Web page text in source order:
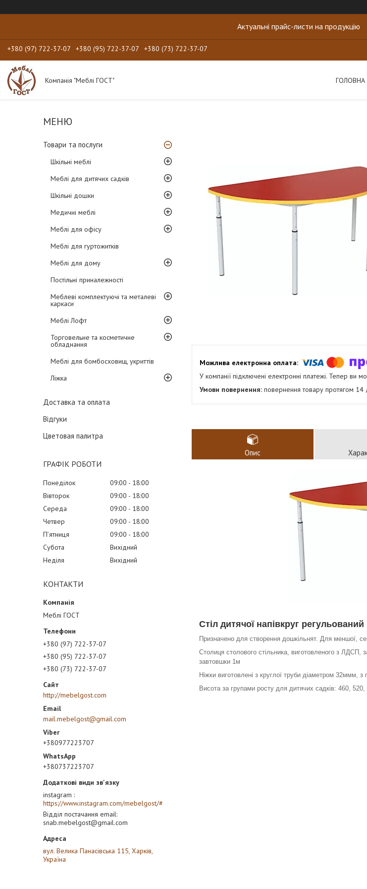
Актуальні прайс-листи на продукцію
+380 (97) 722-37-07 +380 (95) 722-37-07 +380 (73) 722-37-07
Компанія "Меблі ГОСТ" ГОЛОВНА
Товари та послуги
Шкільні меблі
Меблі для дитячих садків
Шкільні дошки
Медичні меблі
Меблі для офісу
Меблі для гуртожитків
Меблі для дому
Постільні приналежності
Меблеві комплектуючі та металеві
каркаси
Меблі Лофт
Торговельне та косметичне
обладнання
Меблі для бомбосховищ, укриттів
Ліжка
Доставка та оплата
Відгуки
Цветовая палитра
ГРАФІК РОБОТИ
Понеділок 09:00
18:00
Вівторок
09:00
18:00
Середа
09:00
18:00
Четвер
09:00
18:00
Пʼятниця
09:00
18:00
Субота
Вихідний
Неділя
Вихідний
КОНТАКТИ
Меблі ГОСТ
+380 (97) 722-37-07
+380 (95) 722-37-07
+380 (73) 722-37-07
http://mebelgost.com
mail.mebelgost@gmail.com
+380977223707
+380737223707
instagram
https://www.instagram.com/mebelgost/#
Відділ постачання email
snab.mebelgost@gmail.com
вул. Велика Панасівська 115, Харків,
Україна
У компанії підключені електронні платежі. Тепер ви
повернення товару протягом 14
Опис
Стіл дитячої напівкруг
Призначено для створення дошкільнят. Для меншої,
Столиця столового стільника, виготовленого з ЛДСП,
завтовшки 1м
Ніжки виготовлені з круглої труби діаметром 32ммм,
Висота за групами росту для дитячих садків: 460, 520,